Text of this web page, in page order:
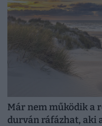
Már nem működik a
durván ráfázhat, aki